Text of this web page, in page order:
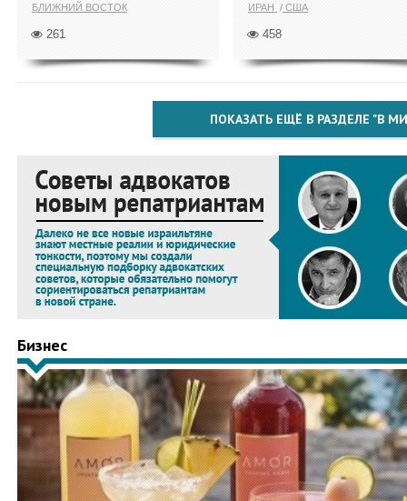
БЛИЖНИЙ ВОСТОК
261
ИРАН США
458
ПОКАЗАТЬ ЕЩЁ В РАЗДЕЛЕ "В
Бизнес